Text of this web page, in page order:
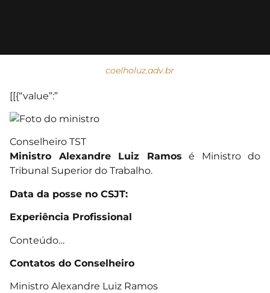
coelholuz.adv.br
[[{“value”:”
Conselheiro TST
Ministro Alexandre Luiz Ramos é Ministro do
Tribunal Superior do Trabalho.
Data da posse no CSJT:
Experiência Profissional
Conteúdo…
Contatos do Conselheiro
Ministro Alexandre Luiz Ramos